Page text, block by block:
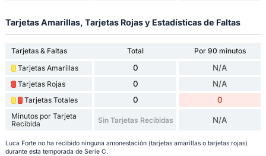
Tarjetas Amarillas, Tarjetas Rojas y Estadísticas de Faltas
Tarjetas & Faltas Total
Por 90 minutos
Tarjetas Amarillas
0 N/A
Tarjetas Rojas 0 N/A
Tarjetas Totales 0 0
Minutos por Tarjeta
Recibida
Sin Tarjetas Recibidas N/A
Luca Forte no ha recibido ninguna amonestación (tarjetas amarillas o tarjetas rojas)
durante esta temporada de Serie C.